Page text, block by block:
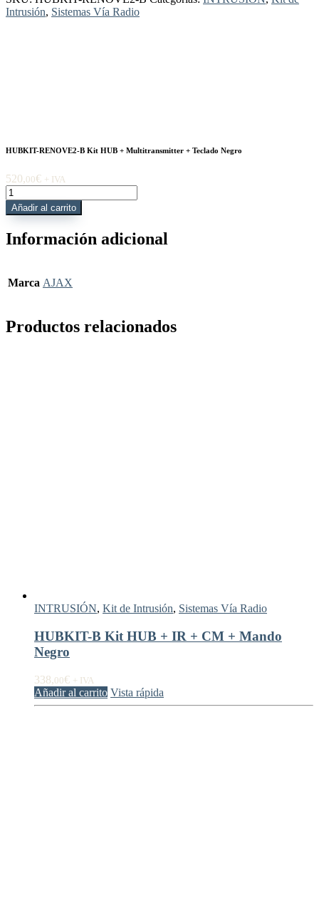
Intrusión, Sistemas Vía Radio
HUBKIT-RENOVE2-B Kit HUB + Multitransmitter + Teclado Negro
520,00€ + IVA
HUBKIT-
RENOVE2-
B
HUB
+
cantidad
Añadir al carrito
Información adicional
Marca AJAX
Productos relacionados
INTRUSIÓN, Kit de Intrusión, Sistemas Vía Radio
HUBKIT-B Kit HUB + IR + CM + Mando
Negro
338,00€ + IVA
Añadir al carrito Vista rápida